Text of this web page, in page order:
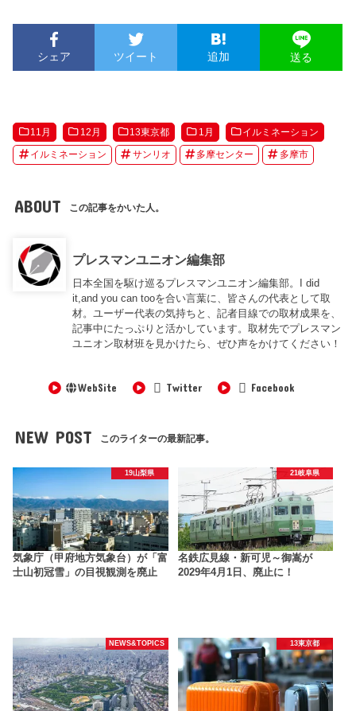
シェア ツイート 追加 送る
11月 12月 13東京都 1月 イルミネーション
イルミネーション サンリオ 多摩センター 多摩市
ABOUT この記事をかいた人。
プレスマンユニオン編集部
日本全国を駆け巡るプレスマンユニオン編集部。I did
it,and you can tooを合い言葉に、皆さんの代表として取
材。ユーザー代表の気持ちと、記者目線での取材成果を、
記事中にたっぷりと活かしています。取材先でプレスマン
ユニオン取材班を見かけたら、ぜひ声をかけてください！
WebSite Twitter Facebook
NEW POST このライターの最新記事。
19山梨県
気象庁（甲府地方気象台）が「富
士山初冠雪」の目視観測を廃止
21岐阜県
名鉄広見線・新可児～御嵩が
2029年4月1日、廃止に！
NEWS&TOPICS 13東京都